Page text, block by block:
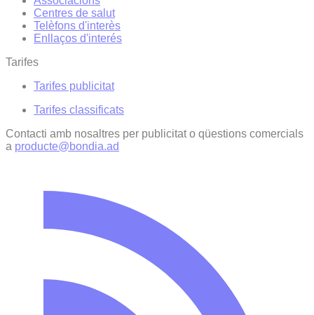
Centres de salut
Telèfons d'interès
Enllaços d'interés
Tarifes
Tarifes publicitat
Tarifes classificats
Contacti amb nosaltres per publicitat o qüestions comercials
a producte@bondia.ad